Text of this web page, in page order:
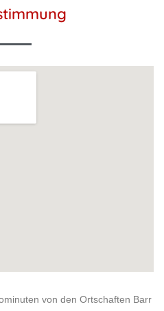
von den Ortschaften Barr